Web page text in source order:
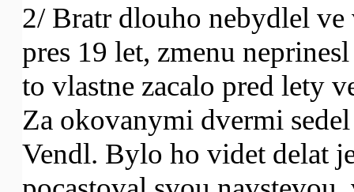
2/ Bratr dlouho nebydlel ve
pres 19 let, zmenu
to vlastne zacalo pred lety
Za okovanymi dvermi
Vendl. Bylo ho videt delat